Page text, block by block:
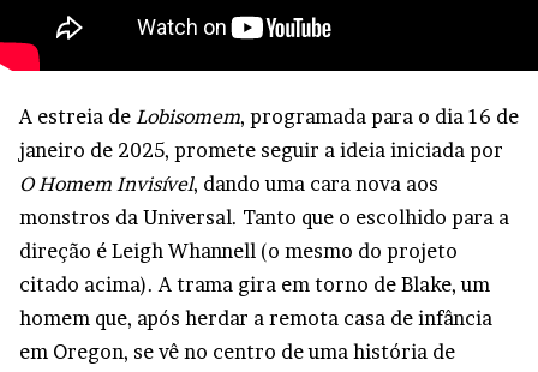
A estreia de Lobisomem, programada para o dia 16 de
janeiro de 2025, promete seguir a ideia iniciada por
O Homem Invisível, dando uma cara nova aos
monstros da Universal. Tanto que o escolhido para a
direção é Leigh Whannell (o mesmo do projeto
citado acima). A trama gira em torno de Blake, um
homem que, após herdar a remota casa de infância
em Oregon, se vê no centro de uma história de